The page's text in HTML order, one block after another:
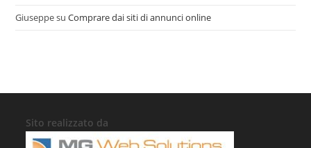
GiuseppesuComprare dai siti di annunci online
Sito realizzato da